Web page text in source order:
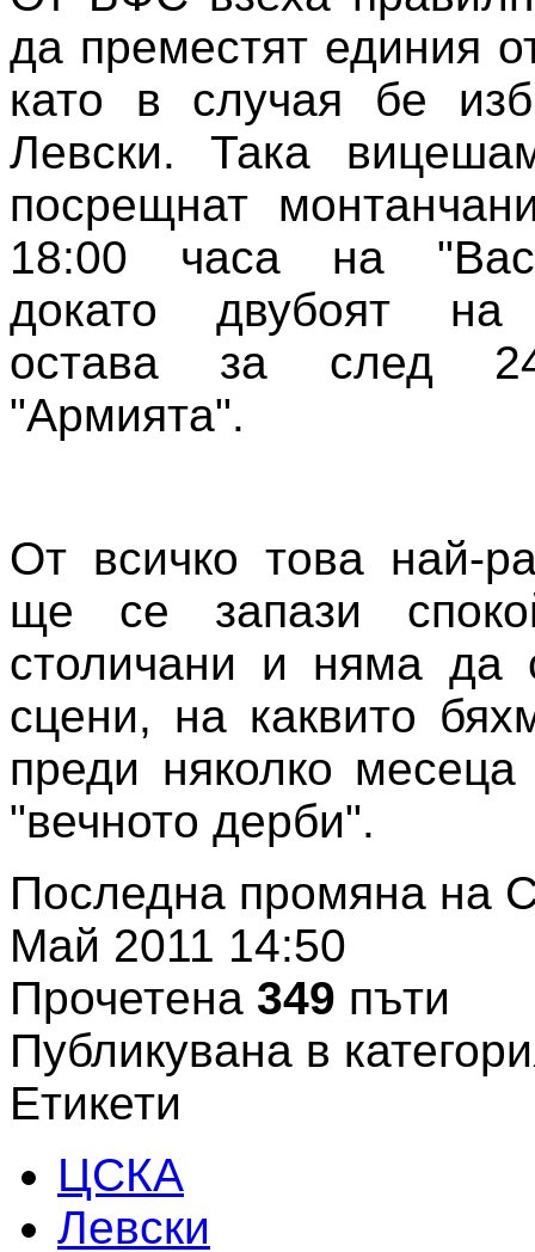
да преместят единия
като в случая бе
Левски. Така
посрещнат
18:00 часа на
докато двубоят на
остава за след
"Армията".
От всичко това най-
ще се запази
столичани и няма да
сцени, на каквито
преди няколко
"вечното дерби".
Последна промяна на
Май 2011 14:50
Прочетена 349 пъти
Публикувана в
Етикети
ЦСКА
Левски